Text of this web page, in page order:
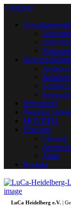
+ MENU
Anti-
Jugendtreff
Weaving
MOVETIA
Über uns
Satzung
Team
Kontakt
LuCa Heidelberg e.V. |